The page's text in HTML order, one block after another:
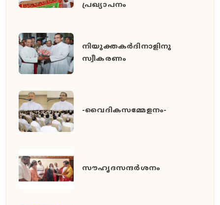
പ്രഖ്യാപനം
നിയുക്തകർദിനാളിനു
സ്വീകരണം
-വൈദികസമ്മേളനം-
സൗഹൃദസന്ദർശനം